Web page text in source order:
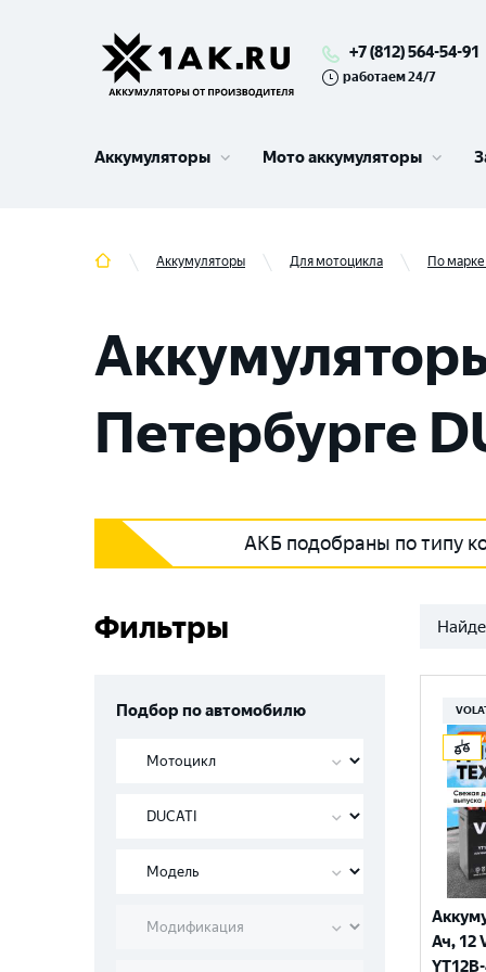
+7 (812) 564-54-91
работаем 24/7
Аккумуляторы Мото аккумуляторы
Аккумуляторы Для мотоцикла По
Петербурге
АКБ подобраны по типу
Фильтры
Подбор по автомобилю
Ач, 12